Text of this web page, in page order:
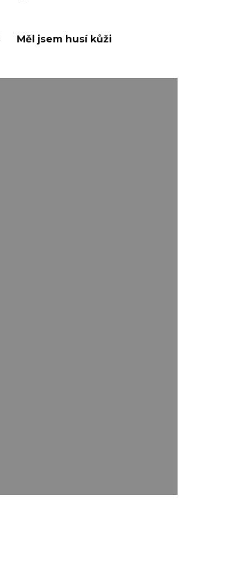
Měl jsem husí kůži